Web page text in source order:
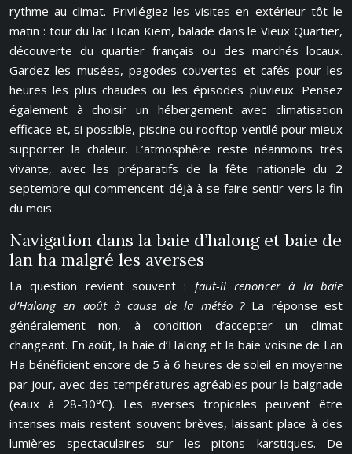
rythme au climat. Privilégiez les visites en extérieur tôt le
matin : tour du lac Hoan Kiem, balade dans le Vieux Quartier,
découverte du quartier français ou des marchés locaux.
Gardez les musées, pagodes couvertes et cafés pour les
heures les plus chaudes ou les épisodes pluvieux. Pensez
également à choisir un hébergement avec climatisation
efficace et, si possible, piscine ou rooftop ventilé pour mieux
supporter la chaleur. L’atmosphère reste néanmoins très
vivante, avec les préparatifs de la fête nationale du 2
septembre qui commencent déjà à se faire sentir vers la fin
du mois.
Navigation dans la baie d’halong et baie de
lan ha malgré les averses
La question revient souvent : faut-il renoncer à la baie
d’Halong en août à cause de la météo ?La réponse est
généralement non, à condition d’accepter un climat
changeant. En août, la baie d’Halong et la baie voisine de Lan
Ha bénéficient encore de 5 à 6 heures de soleil en moyenne
par jour, avec des températures agréables pour la baignade
(eaux à 28-30°C). Les averses tropicales peuvent être
intenses mais restent souvent brèves, laissant place à des
lumières spectaculaires sur les pitons karstiques. De